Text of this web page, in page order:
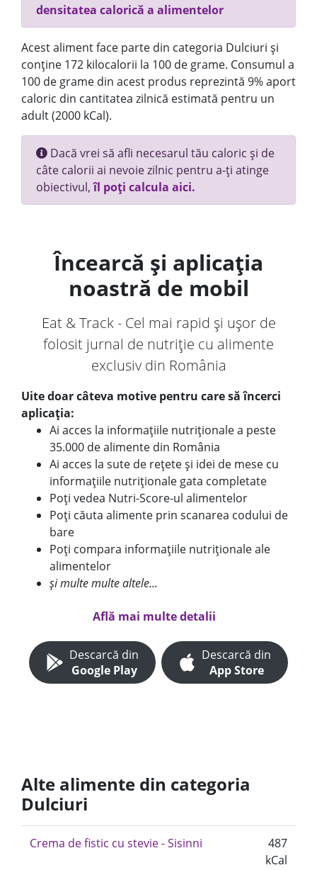
densitatea calorică a alimentelor
Acest aliment face parte din categoria Dulciuri și
conține 172 kilocalorii la 100 de grame. Consumul a
100 de grame din acest produs reprezintă 9% aport
caloric din cantitatea zilnică estimată pentru un
adult (2000 kCal).
Dacă vrei să afli necesarul tău caloric și de
câte calorii ai nevoie zilnic pentru a-ți atinge
obiectivul,îl poți calcula aici.
Încearcă și aplicația
noastră de mobil
Eat & Track - Cel mai rapid și ușor de
folosit jurnal de nutriție cu alimente
exclusiv din România
Uite doar câteva motive pentru care să încerci
aplicația:
Ai acces la informațiile nutriționale a peste
35.000 de alimente din România
Ai acces la sute de rețete și idei de mese cu
informațiile nutriționale gata completate
Poți vedea Nutri-Score-ul alimentelor
Poți căuta alimente prin scanarea codului de
bare
Poți compara informațiile nutriționale ale
alimentelor
și multe multe altele...
Află mai multe detalii
Descarcă din
Google Play
Descarcă din
App Store
Alte alimente din categoria
Dulciuri
Crema de fistic cu stevie - Sisinni
487
kCal